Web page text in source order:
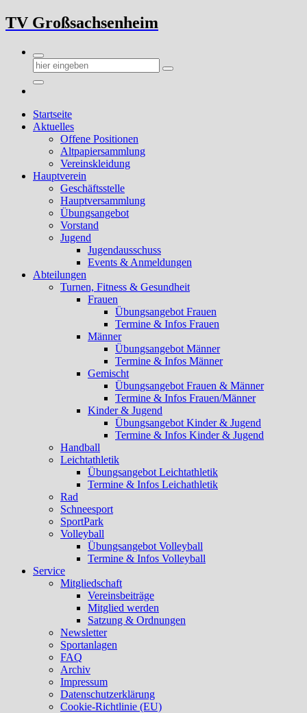
Zum
Inhalt
TV Großsachsenheim
Startseite
Aktuelles
Offene Positionen
Altpapiersammlung
Vereinskleidung
Hauptverein
Geschäftsstelle
Hauptversammlung
Übungsangebot
Vorstand
Jugend
Jugendausschuss
Events & Anmeldungen
Abteilungen
Turnen, Fitness & Gesundheit
Frauen
Übungsangebot Frauen
Termine & Infos Frauen
Männer
Übungsangebot Männer
Termine & Infos Männer
Gemischt
Übungsangebot Frauen & Männer
Termine & Infos Frauen/Männer
Kinder & Jugend
Übungsangebot Kinder & Jugend
Termine & Infos Kinder & Jugend
Handball
Leichtathletik
Übungsangebot Leichtathletik
Termine & Infos Leichathletik
Rad
Schneesport
SportPark
Volleyball
Übungsangebot Volleyball
Termine & Infos Volleyball
Service
Mitgliedschaft
Vereinsbeiträge
Mitglied werden
Satzung & Ordnungen
Newsletter
Sportanlagen
FAQ
Archiv
Impressum
Datenschutzerklärung
Cookie-Richtlinie (EU)